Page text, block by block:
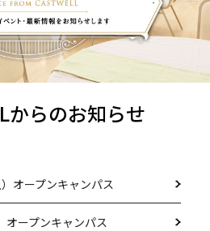
からのお知らせ
オープンキャンパス
オープンキャンパス